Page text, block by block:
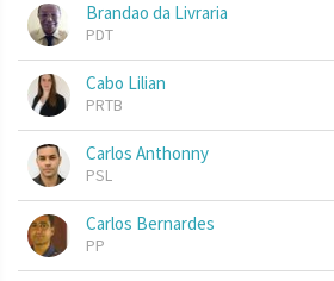
Brandao da Livraria
PDT
Cabo Lilian
PRTB
Carlos Anthonny
PSL
Carlos Bernardes
PP